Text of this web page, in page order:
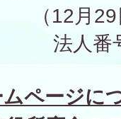
（12月
法人番
ページに